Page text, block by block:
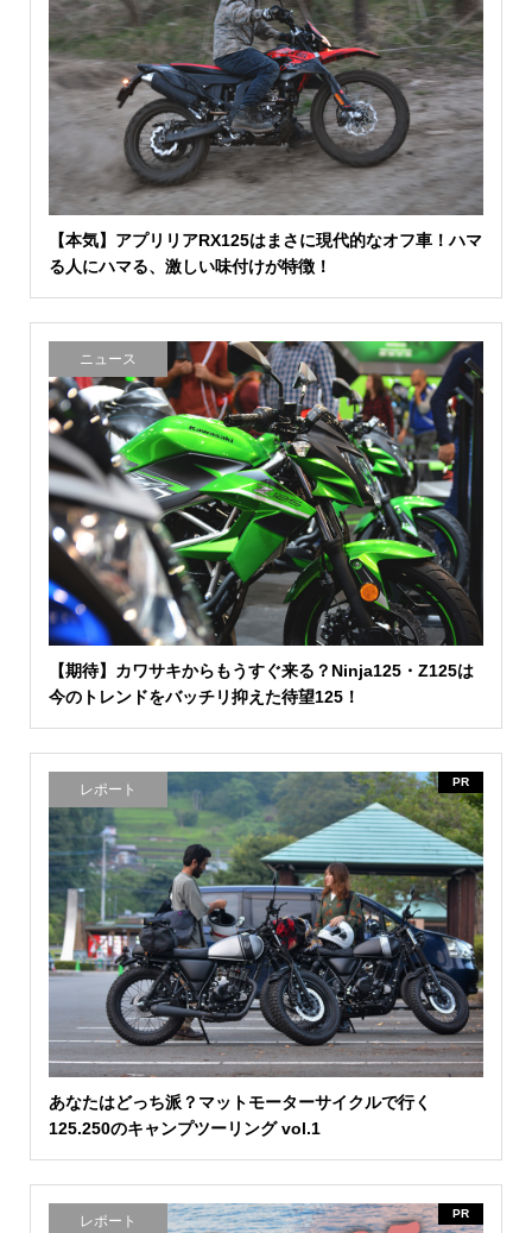
【本気】アプリリアRX125はまさに現代的なオフ車！ハマ
る人にハマる、激しい味付けが特徴！
ニュース
【期待】カワサキからもうすぐ来る？Ninja125・Z125は
今のトレンドをバッチリ抑えた待望125！
レポート PR
あなたはどっち派？マットモーターサイクルで行く
125.250のキャンプツーリング vol.1
レポート PR